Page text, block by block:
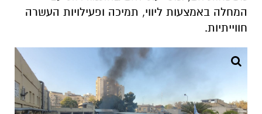
המחלה באמצעות ליווי, תמיכה ופעילויות העשרה
חווייתיות.